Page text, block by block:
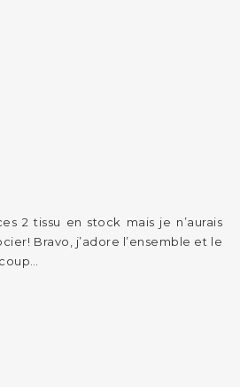
2 tissu en stock mais je n’aurais
Bravo, j’adore l’ensemble et le